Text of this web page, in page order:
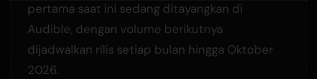
pertama saat ini sedang ditayangkan di
Audible, dengan volume berikutnya
dijadwalkan rilis setiap bulan hingga Oktober
2026.